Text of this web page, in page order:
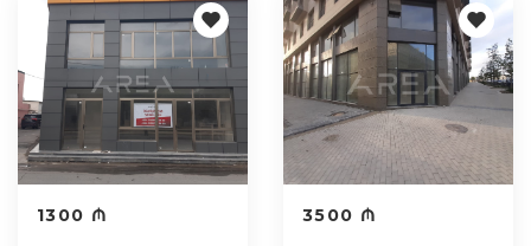
1300 ₼ 3500 ₼